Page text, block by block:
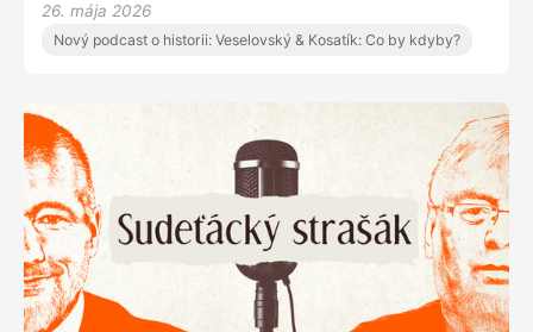
Pavel Kosatík o hysterii devadesátých let, rozpadu
společného státu i otázce, zda jsme si tehdy nezničili
26. mája 2026
Nový podcast o historii: Veselovský & Kosatík: Co by kdyby?